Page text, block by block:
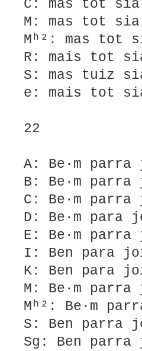
C: mas tot
M: mas tot
Mʰ²: mas
R: mais tot
S: mas tuiz
e: mais tot
22
A: Be·m
B: Be·m
C: Be·m
D: Be·m
E: Be·m
I: Ben para
K: Ben para
M: Be·m
Mʰ²: Be·m
S: Ben parra
Sg: Ben